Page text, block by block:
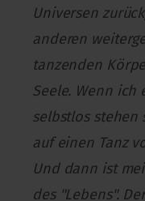
Universen
anderen
tanzenden
Seele. Wenn ich
selbstlos
auf einen Tanz
Und dann ist
des "Lebens".